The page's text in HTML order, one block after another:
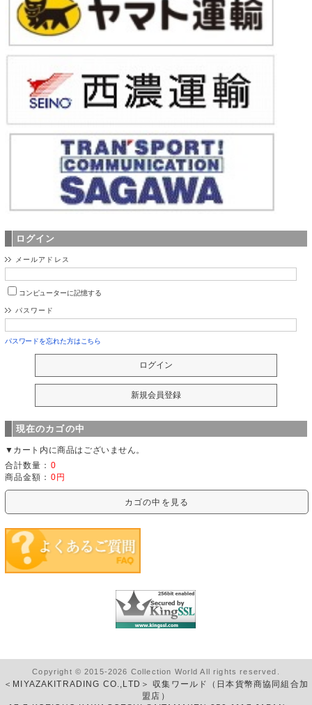
ログイン
メールアドレス
コンピューターに記憶する
パスワード
パスワードを忘れた方はこちら
現在のカゴの中
▼カート内に商品はございません。
合計数量： 0
商品金額： 0円
カゴの中を見る
Copyright © 2015-2026 Collection World All rights reserved.
＜MIYAZAKITRADING CO.,LTD＞ 収集ワールド（日本貨幣商協同組合加
盟店）